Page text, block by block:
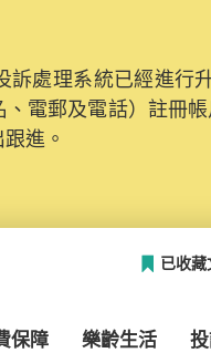
處理系統已經進行
電郵及電話）註冊
進。
已收藏
保障 樂齡生活